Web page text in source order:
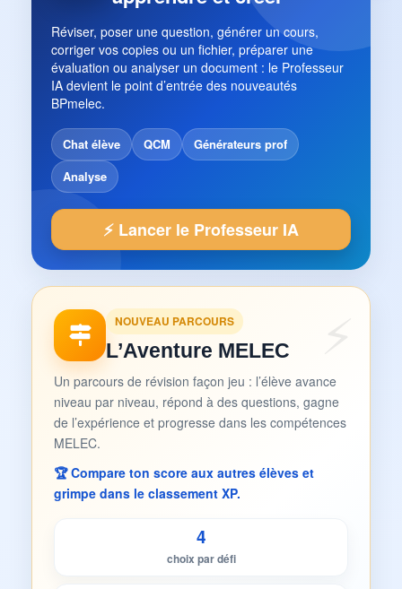
Réviser, poser une question, générer un cours,
corriger vos copies ou un fichier, préparer une
évaluation ou analyser un document : le Professeur
IA devient le point d’entrée des nouveautés
BPmelec.
Chat élève QCM
Générateurs prof
Analyse
⚡ Lancer le Professeur IA
NOUVEAU PARCOURS
L’Aventure MELEC
Un parcours de révision façon jeu : l’élève avance
niveau par niveau, répond à des questions, gagne
de l’expérience et progresse dans les compétences
MELEC.
🏆 Compare ton score aux autres élèves et
grimpe dans le classement XP.
4
choix par défi